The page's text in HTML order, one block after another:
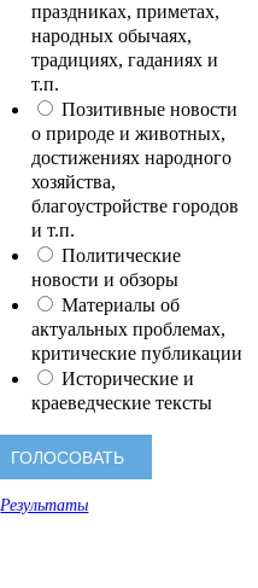
праздниках, приметах,
народных обычаях,
традициях, гаданиях и
т.п.
Позитивные новости
о природе и животных,
достижениях народного
хозяйства,
благоустройстве городов
и т.п.
Политические
новости и обзоры
Материалы об
актуальных проблемах,
критические публикации
Исторические и
краеведческие тексты
Результаты